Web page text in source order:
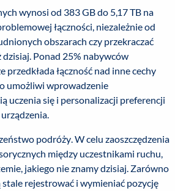
wynosi od 383 GB do 5,17 TB na
łączności, niezależnie od
obszarach czy przekraczać
dzisiaj. Ponad 25% nabywców
łączność nad inne cechy
umożliwi wprowadzenie
uczenia się i personalizacji preferencji
podróży. W celu zaoszczędzenia
między uczestnikami ruchu,
jakiego nie znamy dzisiaj. Zarówno
rejestrować i wymieniać pozycję